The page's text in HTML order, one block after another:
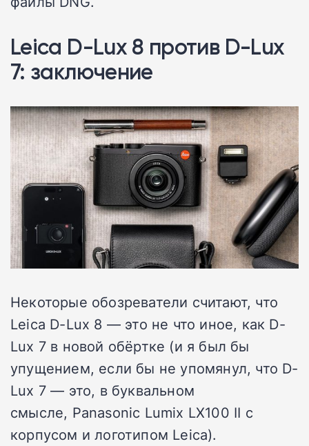
Leica D-Lux 8 против D-Lux
7: заключение
Некоторые обозреватели считают, что
Leica D-Lux 8 — это не что иное, как D-
Lux 7 в новой обёртке (и я был бы
упущением, если бы не упомянул, что D-
Lux 7 — это, в буквальном
смысле, Panasonic Lumix LX100 II с
корпусом и логотипом Leica).